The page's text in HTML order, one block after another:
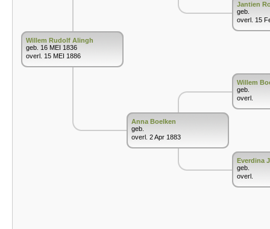
Willem Rudolf Alingh
geb. 16 MEI 1836
overl. 15 MEI 1886
Anna Boelken
geb.
overl. 2 Apr 1883
Jantien
geb.
overl. 15
Willem
geb.
overl.
Everdina
geb.
overl.